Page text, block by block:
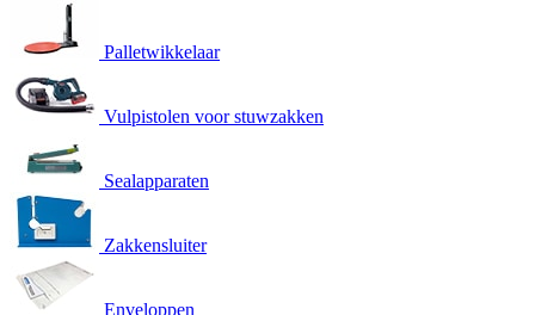
Palletwikkelaar
Vulpistolen voor stuwzakken
Sealapparaten
Zakkensluiter
Enveloppen